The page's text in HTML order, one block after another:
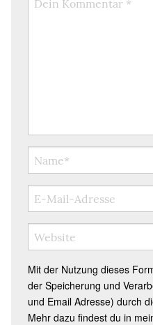
Mit der Nutzung dieses
der Speicherung und
und Email Adresse) durch
Mehr dazu findest du in